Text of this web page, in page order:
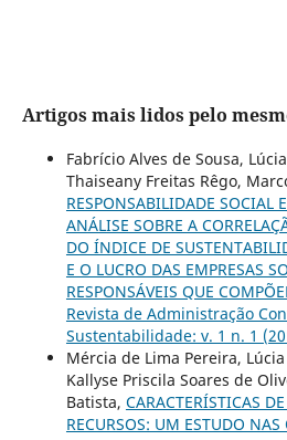
Artigos mais lidos pelo
Fabrício Alves de Sousa,
Thaiseany Freitas Rêgo,
RESPONSABILIDADE SOCIAL
ANÁLISE SOBRE A
DO ÍNDICE DE
E O LUCRO DAS EMPRESAS
RESPONSÁVEIS QUE
Revista de Administração
Sustentabilidade: v. 1 n. 1
Mércia de Lima Pereira,
Kallyse Priscila Soares de
Batista, CARACTERÍSTICAS
RECURSOS: UM ESTUDO